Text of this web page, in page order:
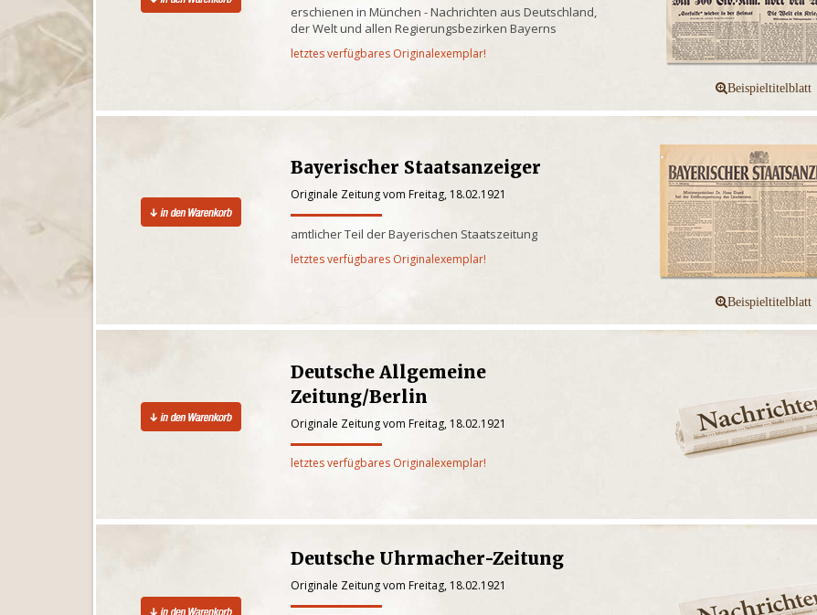
erschienen in München - Nachrichten aus Deutschland,
der Welt und allen Regierungsbezirken Bayerns
letztes verfügbares Originalexemplar!
Bayerischer Staatsanzeiger
Originale Zeitung vom Freitag, 18.02.1921
amtlicher Teil der Bayerischen Staatszeitung
letztes verfügbares Originalexemplar!
Deutsche Allgemeine
Zeitung/Berlin
Originale Zeitung vom Freitag, 18.02.1921
letztes verfügbares Originalexemplar!
Deutsche Uhrmacher-Zeitung
Originale Zeitung vom Freitag, 18.02.1921